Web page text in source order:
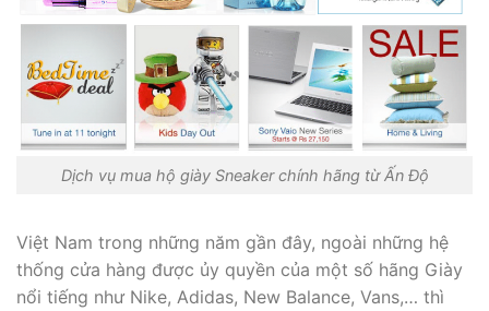
Dịch vụ mua hộ giày Sneaker chính hãng từ Ấn Độ
Việt Nam trong những năm gần đây, ngoài những hệ
thống cửa hàng được ủy quyền của một số hãng Giày
nổi tiếng như Nike, Adidas, New Balance, Vans,… thì